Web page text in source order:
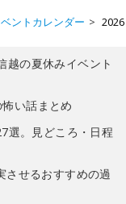
ントカレンダー
越の夏休みイベント
い話まとめ
選。見どころ・日程
させるおすすめの過